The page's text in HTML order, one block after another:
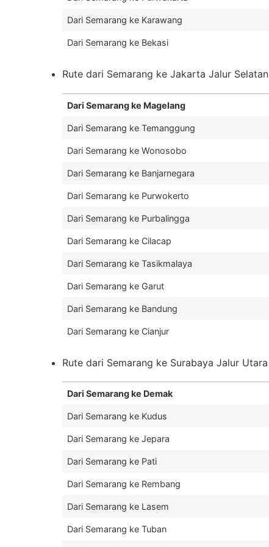
Dari Semarang ke Karawang
Dari Semarang ke Bekasi
Rute dari Semarang ke Jakarta Jalur Selatan
Dari Semarang ke Magelang
Dari Semarang ke Temanggung
Dari Semarang ke Wonosobo
Dari Semarang ke Banjarnegara
Dari Semarang ke Purwokerto
Dari Semarang ke Purbalingga
Dari Semarang ke Cilacap
Dari Semarang ke Tasikmalaya
Dari Semarang ke Garut
Dari Semarang ke Bandung
Dari Semarang ke Cianjur
Rute dari Semarang ke Surabaya Jalur Utara
Dari Semarang ke Demak
Dari Semarang ke Kudus
Dari Semarang ke Jepara
Dari Semarang ke Pati
Dari Semarang ke Rembang
Dari Semarang ke Lasem
Dari Semarang ke Tuban